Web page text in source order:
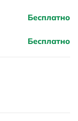
Бесплатно
Бесплатно